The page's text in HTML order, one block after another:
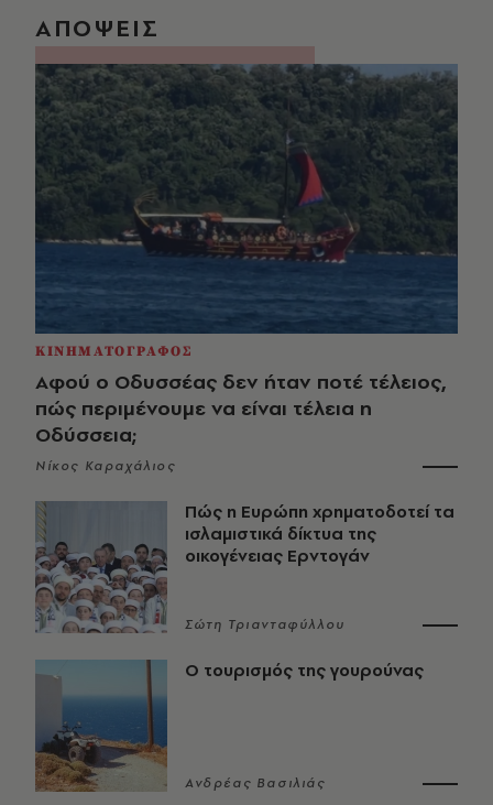
ΑΠΟΨΕΙΣ
ΚΙΝΗΜΑΤΟΓΡΑΦΟΣ
Αφού ο Οδυσσέας δεν ήταν ποτέ τέλειος,
πώς περιμένουμε να είναι τέλεια η
Οδύσσεια;
Νίκος Καραχάλιος
Πώς η Ευρώπη χρηματοδοτεί τα
ισλαμιστικά δίκτυα της
οικογένειας Ερντογάν
Σώτη Τριανταφύλλου
Ο τουρισμός της γουρούνας
Ανδρέας Βασιλιάς